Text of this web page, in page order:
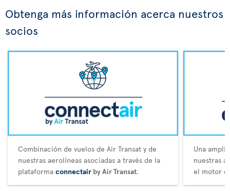
Obtenga más información acerca nuestros
socios
Combinación de vuelos de Air Transat y de
nuestras aerolíneas asociadas a través de la
plataforma connectair by Air Transat.
Una
nuestras
el motor